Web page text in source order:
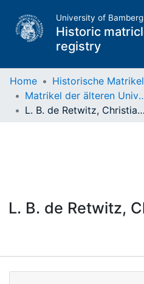
University of Bamberg
Historic
registry
Matrikel
Home
Historische Matrikel
Matrikel der
L. B. de Retwitz, Christian Ludwig
L. B. de Retwitz,